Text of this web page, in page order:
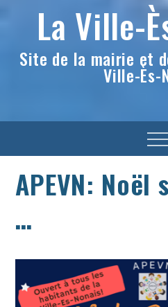
La Ville-
Site de la mairie et
Ville-Ès-
Menu
APEVN: Noël
…